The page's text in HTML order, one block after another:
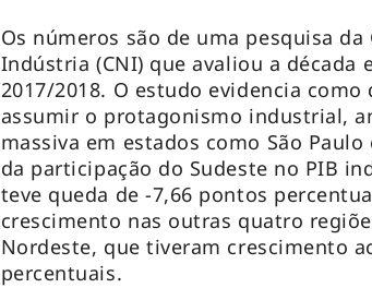
Os números são de uma pesquisa
Indústria (CNI) que avaliou a década
2017/2018. O estudo evidencia
assumir o protagonismo industrial,
massiva em estados como São Paulo
da participação do Sudeste no PIB
teve queda de -7,66 pontos
crescimento nas outras quatro
Nordeste, que tiveram crescimento
percentuais.